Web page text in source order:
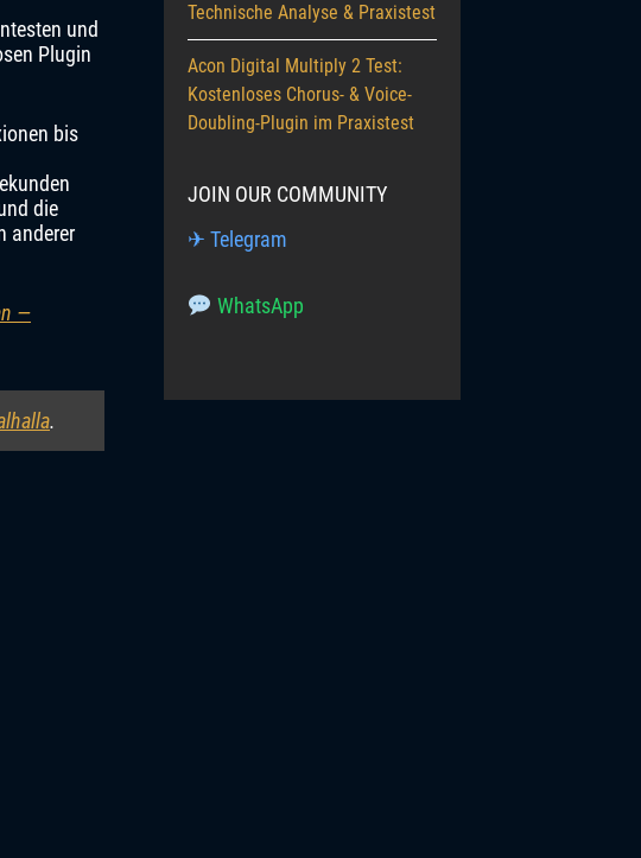
und
Plugin
bis
die
anderer
—
.
Technische Analyse & Praxistest
Acon Digital Multiply 2 Test:
Kostenloses Chorus- & Voice-
Doubling-Plugin im Praxistest
JOIN OUR COMMUNITY
✈ Telegram
WhatsApp